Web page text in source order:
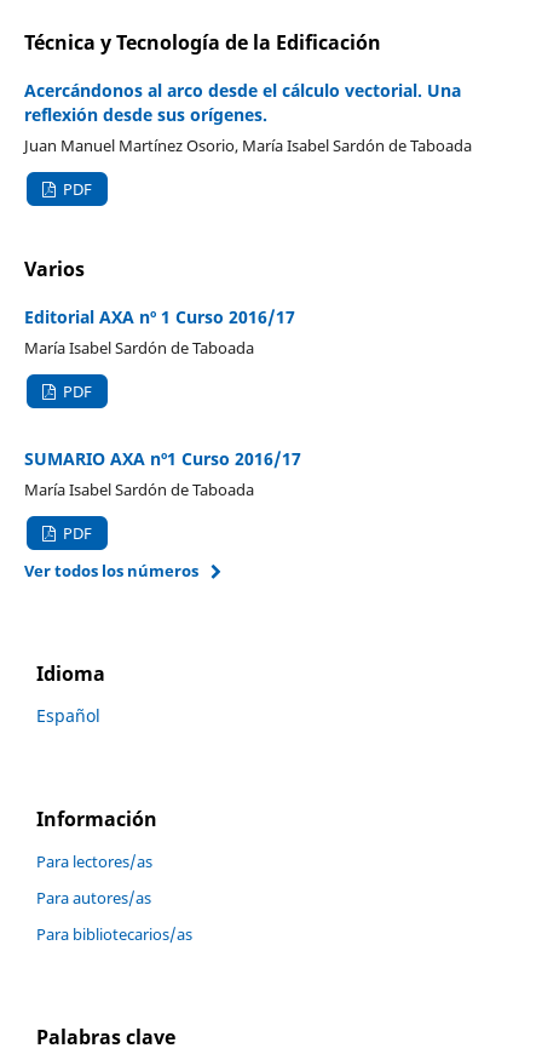
Técnica y Tecnología de la Edificación
Acercándonos al arco desde el cálculo vectorial. Una
reflexión desde sus orígenes.
Juan Manuel Martínez Osorio, María Isabel Sardón de Taboada
PDF
Varios
Editorial AXA nº 1 Curso 2016/17
María Isabel Sardón de Taboada
PDF
SUMARIO AXA nº1 Curso 2016/17
María Isabel Sardón de Taboada
PDF
Ver todos los números
Idioma
Español
Información
Para lectores/as
Para autores/as
Para bibliotecarios/as
Palabras clave